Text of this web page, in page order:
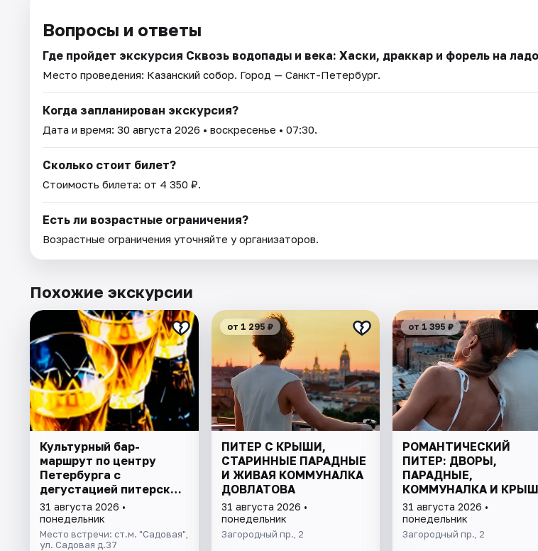
Вопросы и ответы
Где пройдет экскурсия Сквозь водопады и века: Хаски, драккар и форель на
Место проведения: Казанский собор. Город — Санкт-Петербург.
Когда запланирован экскурсия?
Дата и время: 30 августа 2026 • воскресенье • 07:30.
Сколько стоит билет?
Стоимость билета: от 4 350 ₽.
Есть ли возрастные ограничения?
Возрастные ограничения уточняйте у организаторов.
Похожие экскурсии
Культурный бар-
маршрут по центру
Петербурга с
дегустацией питерских
настоек
31 августа 2026 •
понедельник
Место встречи: ст.м. "Садовая",
ул. Садовая д.37
от 1 295 ₽
ПИТЕР С КРЫШИ,
СТАРИННЫЕ ПАРАДНЫЕ
И ЖИВАЯ КОММУНАЛКА
ДОВЛАТОВА
31 августа 2026 •
понедельник
Загородный пр., 2
от 1 395 ₽
РОМАНТИЧЕСКИЙ
ПИТЕР: ДВОРЫ,
ПАРАДНЫЕ,
КОММУНАЛКА И
31 августа 2026 •
понедельник
Загородный пр., 2